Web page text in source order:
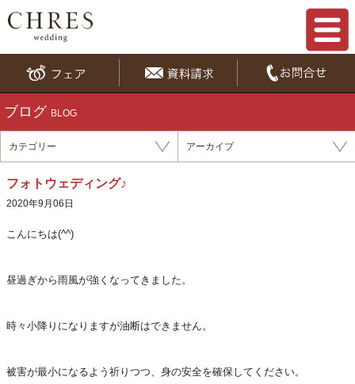
ブログ BLOG
カテゴリー アーカイブ
フォトウェディング♪
2020年9月06日
こんにちは(^^)
昼過ぎから雨風が強くなってきました。
時々小降りになりますが油断はできません。
被害が最小になるよう祈りつつ、身の安全を確保してください。